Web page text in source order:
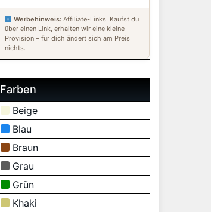
Werbehinweis: Affiliate-Links. Kaufst du
über einen Link, erhalten wir eine kleine
Provision – für dich ändert sich am Preis
nichts.
Farben
Beige
Blau
Braun
Grau
Grün
Khaki